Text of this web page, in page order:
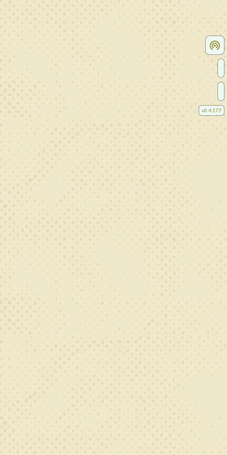
v0.4.177